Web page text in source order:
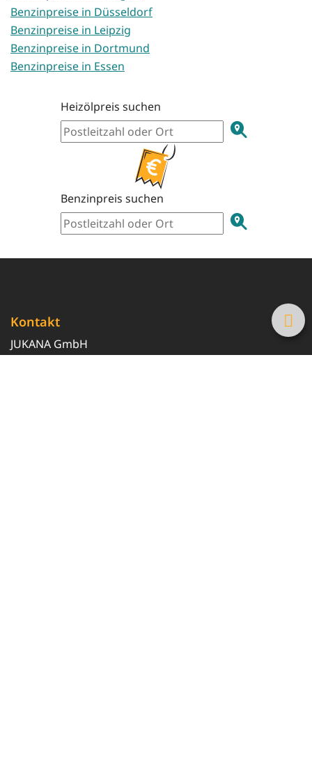
Benzinpreise in Düsseldorf
Benzinpreise in Leipzig
Benzinpreise in Dortmund
Benzinpreise in Essen
Heizölpreis suchen
Benzinpreis suchen
Kontakt
JUKANA GmbH